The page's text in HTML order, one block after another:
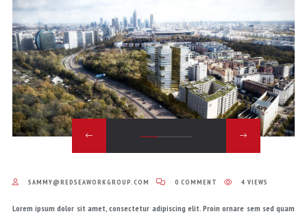
SAMMY@REDSEAWORKGROUP.COM 0 COMMENT 4 VIEWS
Lorem ipsum dolor sit amet, consectetur adipiscing elit. Proin ornare sem sed quam